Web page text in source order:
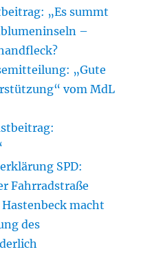
„Es summt
–
„Gute
vom MdL
SPD:
Fahrradstraße
macht
des